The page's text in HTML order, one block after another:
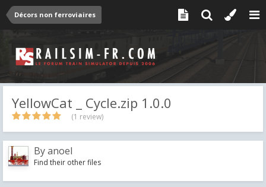
Décors non ferroviaires
YellowCat _ Cycle.zip 1.0.0
(1 review)
Byanoel
Find their other files